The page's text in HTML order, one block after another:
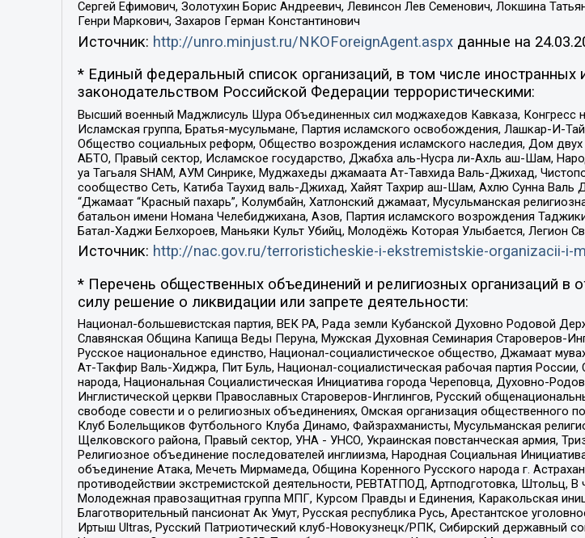
Сергей Ефимович, Золотухин Борис Андреевич, Левинсон Лев Семенович, Локшина
Генри Маркович, Захаров Герман Константинович
Источник: http://unro.minjust.ru/NKOForeignAgent.aspxданные на
* Единый федеральный список организаций, в том числе иностранных
законодательством Российской Федерации террористическими:
Высший военный Маджлисуль Шура Объединенных сил моджахедов Кавказа, Конгресс
Исламская группа, Братья-мусульмане, Партия исламского освобождения, Лашкар-И-
Общество социальных реформ, Общество возрождения исламского наследия, Дом
АБТО, Правый сектор, Исламское государство, Джабха аль-Нусра ли-Ахль аш-Шам,
уа Тагьаля SHAM, АУМ Синрике, Муджахеды джамаата Ат-Тавхида Валь-Джихад,
сообщество Сеть, Катиба Таухид валь-Джихад, Хайят Тахрир аш-Шам, Ахлю Сунна Валь
“Джамаат “Красный пахарь”, Колумбайн, Хатлонский джамаат, Мусульманская
батальон имени Номана Челебиджихана, Азов, Партия исламского возрождения
Батал-Хаджи Белхороев, Маньяки Культ Убийц, Молодёжь Которая Улыбается, Легион
Источник: http://nac.gov.ru/terroristicheskie-i-ekstremistskie-organizacii-i-
* Перечень общественных объединений и религиозных организаций
силу решение о ликвидации или запрете деятельности:
Национал-большевистская партия, ВЕК РА, Рада земли Кубанской Духовно Родовой
Славянская Община Капища Веды Перуна, Мужская Духовная Семинария Староверов-
Русское национальное единство, Национал-социалистическое общество, Джамаат
Ат-Такфир Валь-Хиджра, Пит Буль, Национал-социалистическая рабочая партия
народа, Национальная Социалистическая Инициатива города Череповца, Духовно-
Инглистической церкви Православных Староверов-Инглингов, Русский
свободе совести и о религиозных объединениях, Омская организация общественного
Клуб Болельщиков Футбольного Клуба Динамо, Файзрахманисты, Мусульманская
Щелковского района, Правый сектор, УНА - УНСО, Украинская повстанческая армия,
Религиозное объединение последователей инглиизма, Народная Социальная
объединение Атака, Мечеть Мирмамеда, Община Коренного Русского народа г.
противодействии экстремистской деятельности, РЕВТАТПОД, Артподготовка, Штольц,
Молодежная правозащитная группа МПГ, Курсом Правды и Единения, Каракольская
Благотворительный пансионат Ак Умут, Русская республика Русь, Арестантское
Иртыш Ultras, Русский Патриотический клуб-Новокузнецк/РПК, Сибирский